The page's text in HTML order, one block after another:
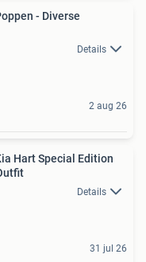
- Diverse
Details
2 aug 26
Hart Special Edition
Details
31 jul 26